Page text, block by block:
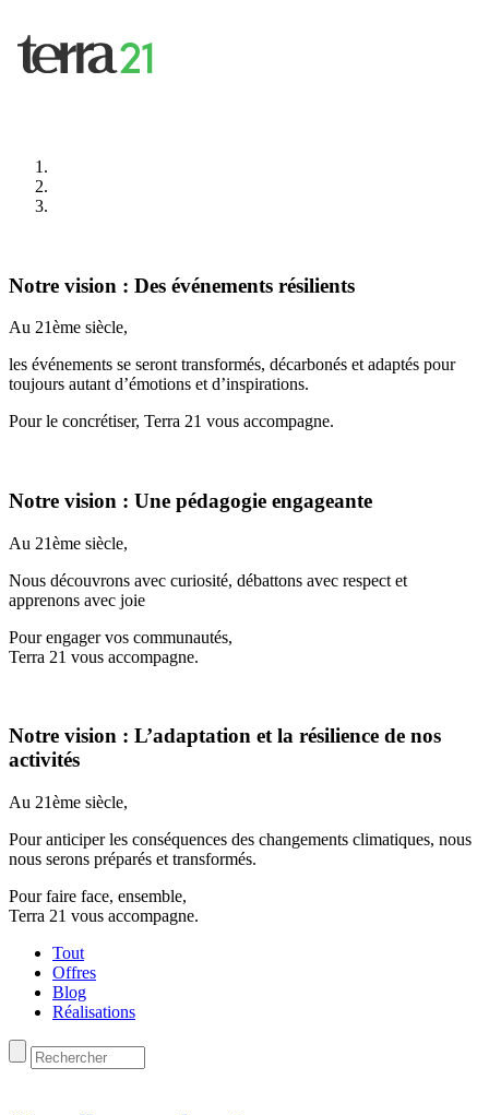
Notre vision : Des événements résilients
Au 21ème siècle,
les événements se seront transformés, décarbonés et adaptés pour
toujours autant d’émotions et d’inspirations.
Pour le concrétiser, Terra 21 vous accompagne.
Notre vision : Une pédagogie engageante
Au 21ème siècle,
Nous découvrons avec curiosité, débattons avec respect et
apprenons avec joie
Pour engager vos communautés,
Terra 21 vous accompagne.
Notre vision : L’adaptation et la résilience de nos
activités
Au 21ème siècle,
Pour anticiper les conséquences des changements climatiques, nous
nous serons préparés et transformés.
Pour faire face, ensemble,
Terra 21 vous accompagne.
Tout
Offres
Blog
Réalisations